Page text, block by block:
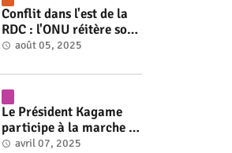
Conflit dans l'est de la
RDC : l'ONU réitère son
soutien à la médiation
#rwanda #RwOT
août 05, 2025
Le Président Kagame
participe à la marche "
Walk to Remember "
avril 07, 2025